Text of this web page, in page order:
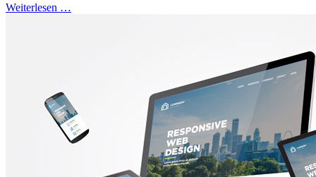
Weiterlesen …